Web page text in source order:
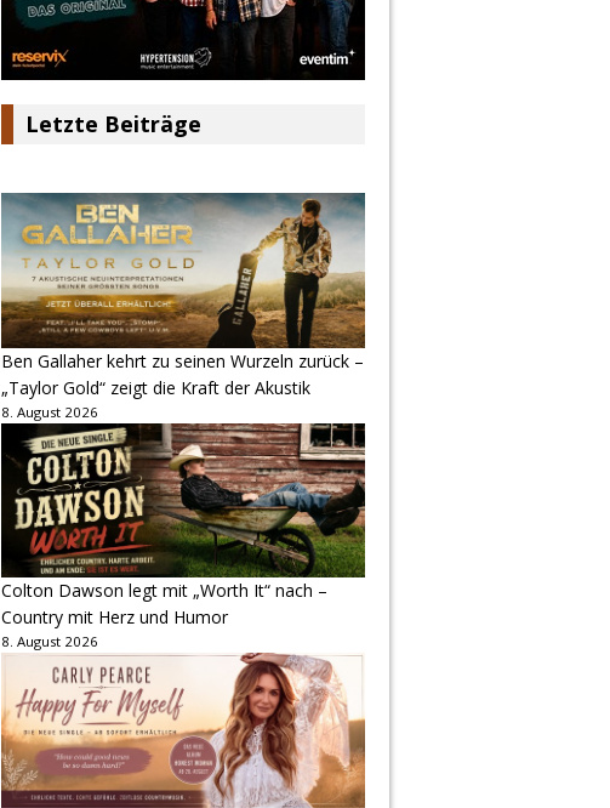
Letzte Beiträge
Ben Gallaher kehrt zu seinen Wurzeln zurück –
„Taylor Gold“ zeigt die Kraft der Akustik
8. August 2026
Colton Dawson legt mit „Worth It“ nach –
Country mit Herz und Humor
8. August 2026